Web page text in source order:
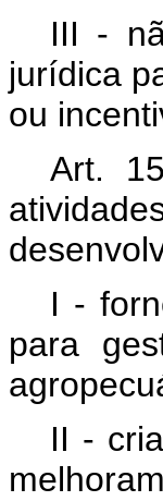
III -
jurídica
ou
Art.
I -
para
II -